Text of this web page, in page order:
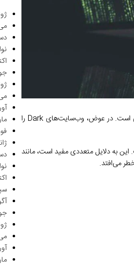
بخشی از اینترنت که به نام «دارک وب» شناخته می‌شود، با استفاده از مرورگرهای وب و موتورهای جستجوی معمولی غیرقابل دسترسی است. در عوض، وب‌سایت‌های Dark را
به دلایل متعددی مفید است، مانند
می‌افتد.
می
می
می